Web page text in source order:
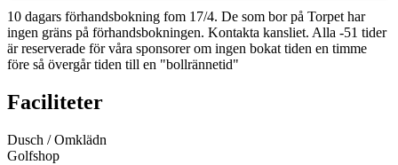
10 dagars förhandsbokning fom 17/4. De som bor på Torpet har
ingen gräns på förhandsbokningen. Kontakta kansliet. Alla -51 tider
är reserverade för våra sponsorer om ingen bokat tiden en timme
före så övergår tiden till en "bollrännetid"
Faciliteter
Dusch / Omklädn
Golfshop